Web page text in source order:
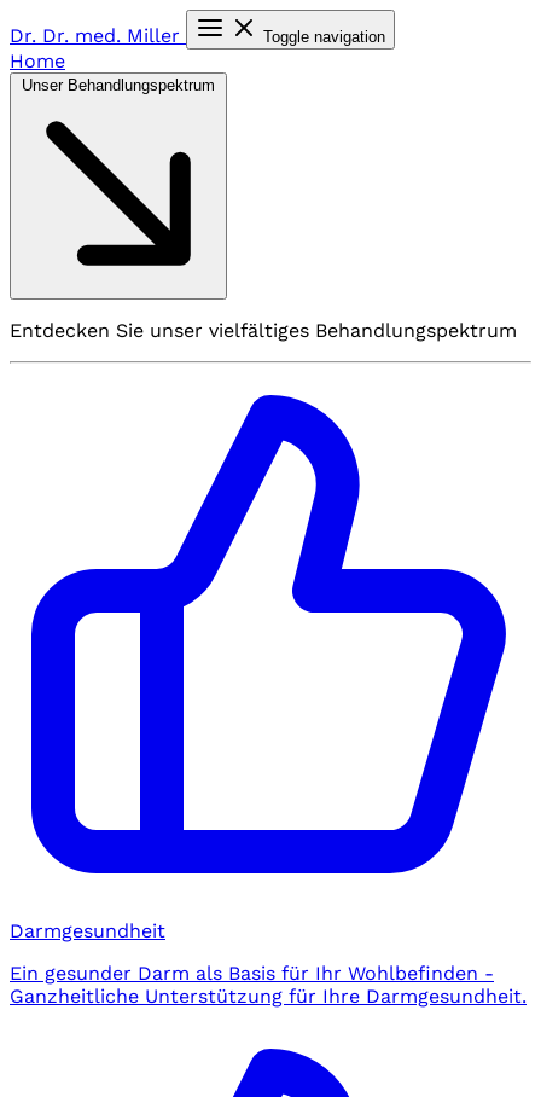
Dr. Dr. med. Miller Toggle navigation
Home
Entdecken Sie unser vielfältiges Behandlungspektrum
Darmgesundheit
Ein gesunder Darm als Basis für Ihr Wohlbefinden -
Ganzheitliche Unterstützung für Ihre Darmgesundheit.